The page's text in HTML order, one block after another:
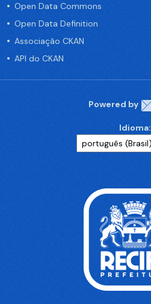
Open Data Commons
Open Data Definition
Associação CKAN
API do CKAN
Powered by
Idioma